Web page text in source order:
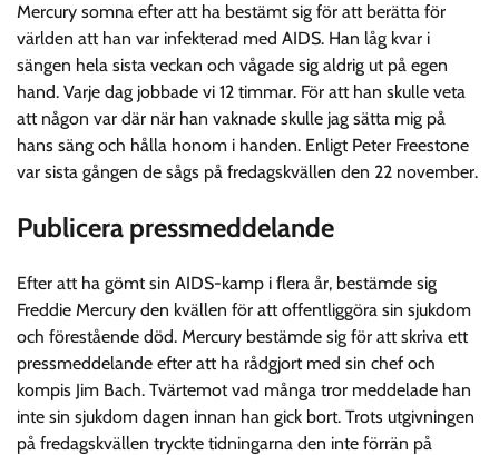
Mercury somna efter att ha bestämt sig för att berätta för
världen att han var infekterad med AIDS. Han låg kvar i
sängen hela sista veckan och vågade sig aldrig ut på egen
hand. Varje dag jobbade vi 12 timmar. För att han skulle veta
att någon var där när han vaknade skulle jag sätta mig på
hans säng och hålla honom i handen. Enligt Peter Freestone
var sista gången de sågs på fredagskvällen den 22 november.
Publicera pressmeddelande
Efter att ha gömt sin AIDS-kamp i flera år, bestämde sig
Freddie Mercury den kvällen för att offentliggöra sin sjukdom
och förestående död. Mercury bestämde sig för att skriva ett
pressmeddelande efter att ha rådgjort med sin chef och
kompis Jim Bach. Tvärtemot vad många tror meddelade han
inte sin sjukdom dagen innan han gick bort. Trots utgivningen
på fredagskvällen tryckte tidningarna den inte förrän på